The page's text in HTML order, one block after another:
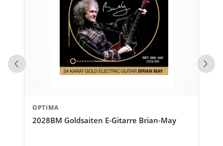
OPTIMA
2028BM Goldsaiten E-Gitarre Brian-May
Vorherige Produkte